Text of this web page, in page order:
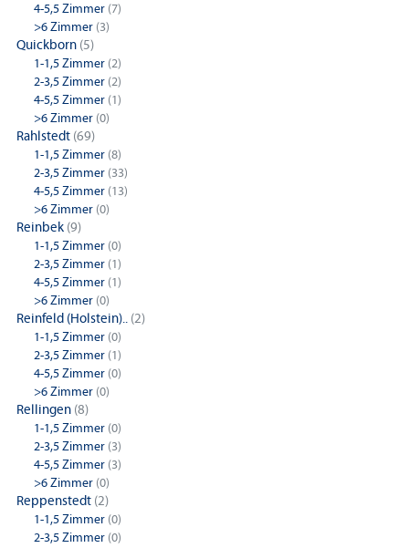
4-5,5 Zimmer (7)
>6 Zimmer (3)
Quickborn (5)
1-1,5 Zimmer (2)
2-3,5 Zimmer (2)
4-5,5 Zimmer (1)
>6 Zimmer (0)
Rahlstedt (69)
1-1,5 Zimmer (8)
2-3,5 Zimmer (33)
4-5,5 Zimmer (13)
>6 Zimmer (0)
Reinbek (9)
1-1,5 Zimmer (0)
2-3,5 Zimmer (1)
4-5,5 Zimmer (1)
>6 Zimmer (0)
Reinfeld (Holstein).. (2)
1-1,5 Zimmer (0)
2-3,5 Zimmer (1)
4-5,5 Zimmer (0)
>6 Zimmer (0)
Rellingen (8)
1-1,5 Zimmer (0)
2-3,5 Zimmer (3)
4-5,5 Zimmer (3)
>6 Zimmer (0)
Reppenstedt (2)
1-1,5 Zimmer (0)
2-3,5 Zimmer (0)